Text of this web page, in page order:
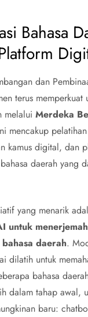
Bahasa
dan
terus memperkuat
melaluiMerdeka
mencakup
kamus digital, dan
daerah yang
yang menarik
untuk
daerah.
dilatih untuk
bahasa
dalam tahap awal,
baru: